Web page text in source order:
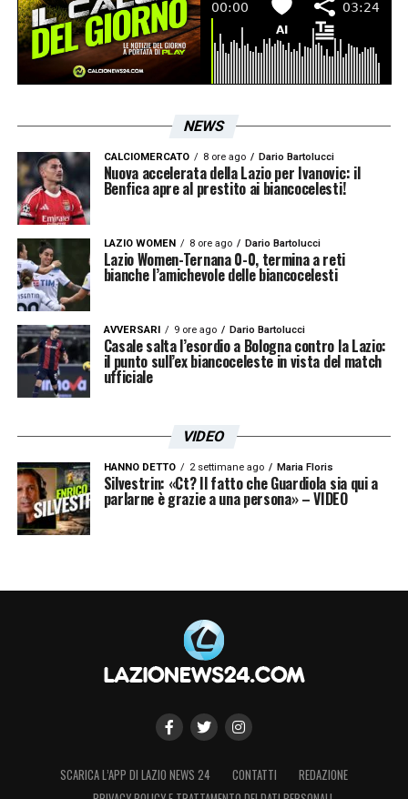
NEWS
CALCIOMERCATO 8 ore ago Dario Bartolucci
Nuova accelerata della Lazio per Ivanovic: il
Benfica apre al prestito ai biancocelesti!
LAZIO WOMEN 8 ore ago Dario Bartolucci
Lazio Women-Ternana 0-0, termina a reti
bianche l’amichevole delle biancocelesti
AVVERSARI 9 ore ago Dario Bartolucci
Casale salta l’esordio a Bologna contro la Lazio:
il punto sull’ex biancoceleste in vista del match
ufficiale
VIDEO
HANNO DETTO 2 settimane ago Maria Floris
Silvestrin: «Ct? Il fatto che Guardiola sia qui a
parlarne è grazie a una persona» – VIDEO
SCARICA L’APP DI LAZIO NEWS 24 CONTATTI
REDAZIONE